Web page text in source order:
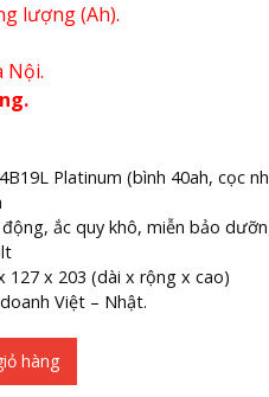
lượng (Ah).
Nội.
Platinum (bình 40ah, cọc
động, ắc quy khô, miễn bảo
127 x 203 (dài x rộng x cao)
Việt – Nhật.
hàng